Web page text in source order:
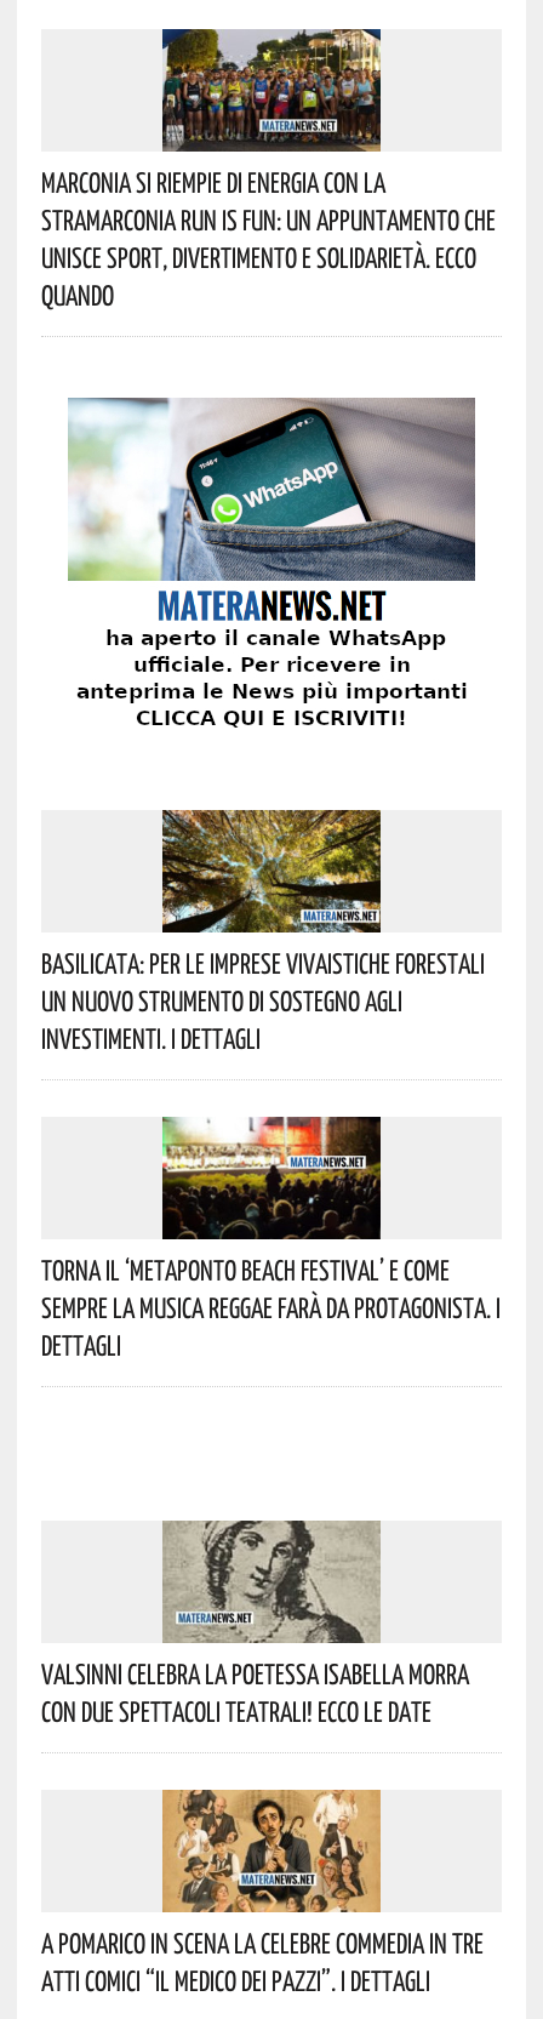
Marconia Si Riempie Di Energia Con La
StraMarconia Run Is Fun: Un Appuntamento Che
Unisce Sport, Divertimento E Solidarietà. Ecco
Quando
Basilicata: Per Le Imprese Vivaistiche Forestali
Un Nuovo Strumento Di Sostegno Agli
Investimenti. I Dettagli
Torna Il ‘Metaponto Beach Festival’ E Come
Sempre La Musica Reggae Farà Da Protagonista. I
Dettagli
Valsinni Celebra La Poetessa Isabella Morra
Con Due Spettacoli Teatrali! Ecco Le Date
A Pomarico In Scena La Celebre Commedia In Tre
Atti Comici “Il Medico Dei Pazzi”. I Dettagli